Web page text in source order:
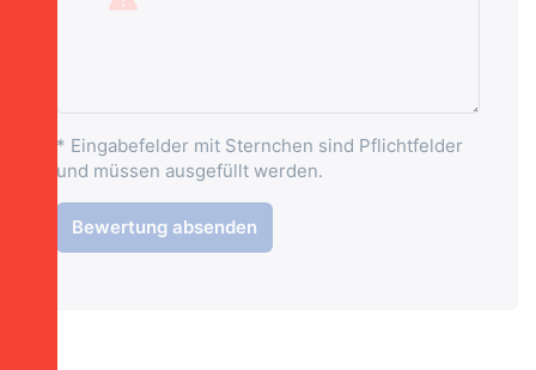
* Eingabefelder mit Sternchen sind Pflichtfelder
und müssen ausgefüllt werden.
Bewertung absenden